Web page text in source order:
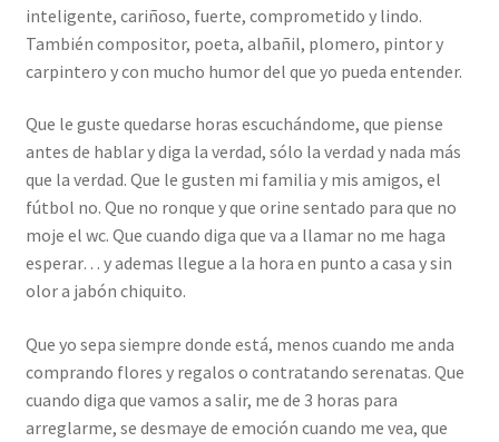
Ayuda al Cliente
inteligente, cariñoso, fuerte, comprometido y lindo.
También compositor, poeta, albañil, plomero, pintor y
carpintero y con mucho humor del que yo pueda entender.
Que le guste quedarse horas escuchándome, que piense
antes de hablar y diga la verdad, sólo la verdad y nada más
que la verdad. Que le gusten mi familia y mis amigos, el
fútbol no. Que no ronque y que orine sentado para que no
moje el wc. Que cuando diga que va a llamar no me haga
esperar… y ademas llegue a la hora en punto a casa y sin
olor a jabón chiquito.
Que yo sepa siempre donde está, menos cuando me anda
comprando flores y regalos o contratando serenatas. Que
cuando diga que vamos a salir, me de 3 horas para
arreglarme, se desmaye de emoción cuando me vea, que